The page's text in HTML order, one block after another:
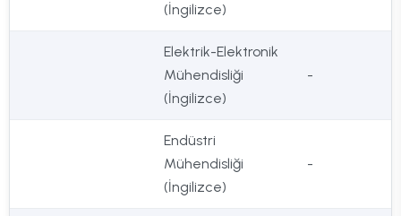
(İngilizce)
Elektrik-Elektronik
Mühendisliği
(İngilizce)
-
Endüstri
Mühendisliği
(İngilizce)
-